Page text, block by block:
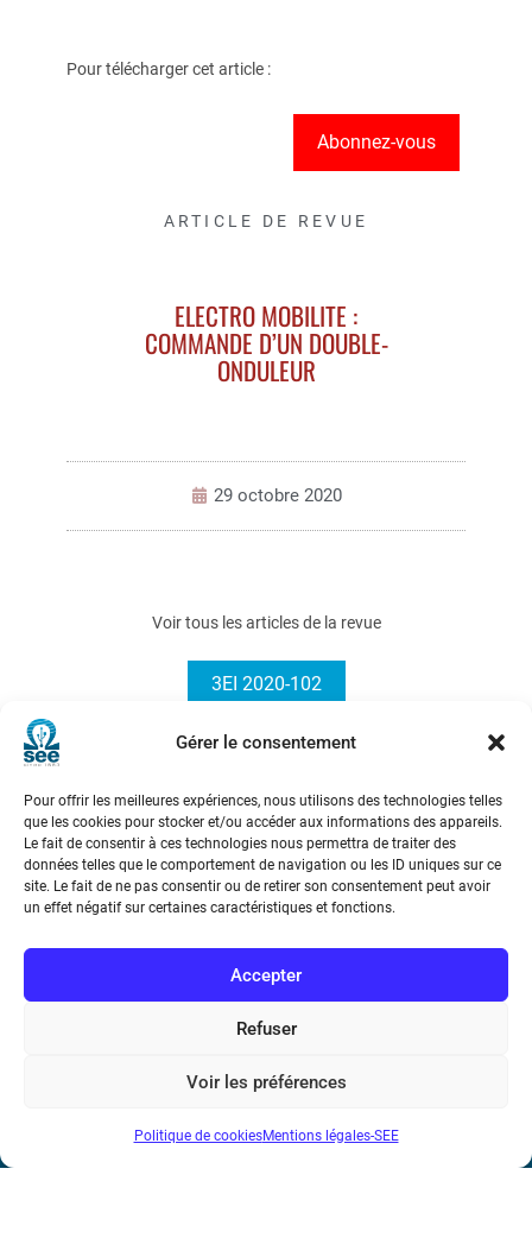
Gérer le consentement
Pour offrir les meilleures expériences, nous utilisons des technologies telles
que les cookies pour stocker et/ou accéder aux informations des appareils.
Le fait de consentir à ces technologies nous permettra de traiter des
données telles que le comportement de navigation ou les ID uniques sur ce
site. Le fait de ne pas consentir ou de retirer son consentement peut avoir
un effet négatif sur certaines caractéristiques et fonctions.
Accepter
Refuser
Voir les préférences
Politique de cookiesMentions légales-SEE
Pour télécharger cet article :
Abonnez-vous
ARTICLE DE REVUE
ELECTRO MOBILITE :
COMMANDE D’UN DOUBLE-
ONDULEUR
29 octobre 2020
Voir tous les articles de la revue
3EI 2020-102
Société de l’Electricité, de l’Electronique et des Technologies
17 rue de l’Amiral Hamelin75116 Paris
Métro : « Boissière » Ligne 6 et « Iéna » Ligne 9
Téléphone : (+33) 1 56 90 37 17
N° de SIREN : 785 393 232, Code APE : 9412Z TVA intra-